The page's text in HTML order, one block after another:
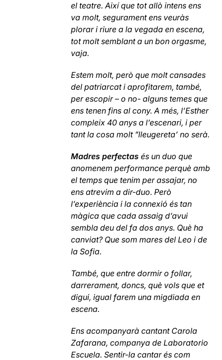
el teatre. Així que tot allò intens ens
va molt, segurament ens veuràs
plorar i riure a la vegada en escena,
tot molt semblant a un bonorgasme,
vaja.
Estem molt, però que molt cansades
del patriarcat i aprofitarem, també,
per escopir – o no- alguns temes que
ens tenen fins al cony. A més, l’Esther
compleix 40 anys a l’escenari, i per
tant la cosa molt ”lleugereta’ no serà.
Madres perfectas és un duo que
anomenem performance perquè amb
el temps que tenim per assajar, no
ens atrevim a dir-duo. Però
l’experiència i la connexió és tan
màgica que cada assaig d’avui
sembla deu del fa dos anys. Què ha
canviat? Que som mares del Leo i de
la Sofia.
També, que entre dormir o follar,
darrerament, doncs, què vols que et
digui, igual farem una migdiada en
escena.
Ens acompanyarà cantant Carola
Zafarana, companya de Laboratorio
Escuela. Sentir-la cantar és com